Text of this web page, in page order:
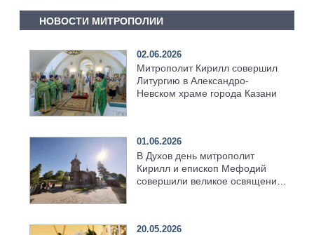
НОВОСТИ МИТРОПОЛИИ
02.06.2026
Митрополит Кирилл совершил
Литургию в Александро-
Невском храме города Казани
01.06.2026
В Духов день митрополит
Кирилл и епископ Мефодий
совершили великое освящение
20.05.2026